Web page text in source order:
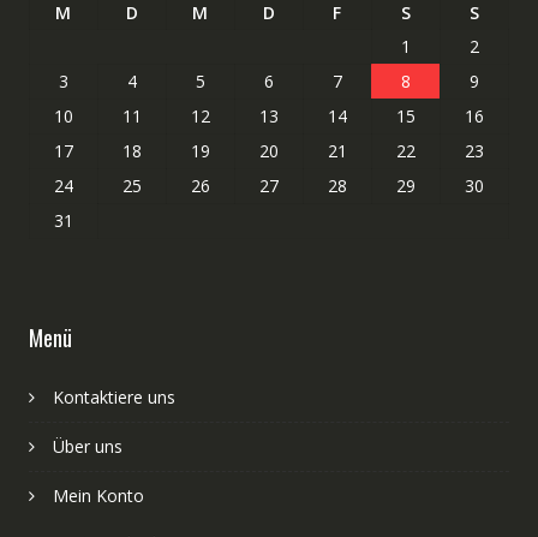
M D M D F S
S
1
2
3
4 5 6 7 8
9
10
11 12 13 14 15
16
17
18 19 20 21 22
23
24
25 26 27 28 29
30
31
Menü
Kontaktiere uns
Über uns
Mein Konto